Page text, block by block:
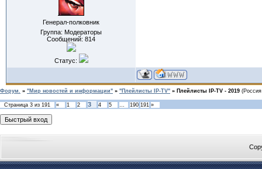
Генерал-полковник
Группа: Модераторы
Сообщений: 814
Статус:
Форум. » "Мир новостей и информации" » "Плейлисты IP-TV" » Плейлисты IP-TV - 2019
Страница 3 из 191 « 1 2 3 4 5 … 190 191 »